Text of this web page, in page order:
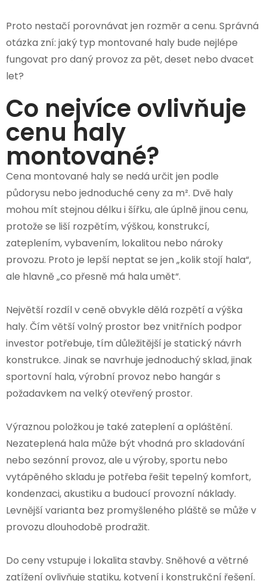
Proto nestačí porovnávat jen rozměr a cenu. Správná
otázka zní: jaký typ montované haly bude nejlépe
fungovat pro daný provoz za pět, deset nebo dvacet
let?
Co nejvíce ovlivňuje
cenu haly
montované?
Cena montované haly se nedá určit jen podle
půdorysu nebo jednoduché ceny za m². Dvě haly
mohou mít stejnou délku i šířku, ale úplně jinou cenu,
protože se liší rozpětím, výškou, konstrukcí,
zateplením, vybavením, lokalitou nebo nároky
provozu. Proto je lepší neptat se jen „kolik stojí hala“,
ale hlavně „co přesně má hala umět“.
Největší rozdíl v ceně obvykle dělá rozpětí a výška
haly. Čím větší volný prostor bez vnitřních podpor
investor potřebuje, tím důležitější je statický návrh
konstrukce. Jinak se navrhuje jednoduchý sklad, jinak
sportovní hala, výrobní provoz nebo hangár s
požadavkem na velký otevřený prostor.
Výraznou položkou je také zateplení a opláštění.
Nezateplená hala může být vhodná pro skladování
nebo sezónní provoz, ale u výroby, sportu nebo
vytápěného skladu je potřeba řešit tepelný komfort,
kondenzaci, akustiku a budoucí provozní náklady.
Levnější varianta bez promyšleného pláště se může v
provozu dlouhodobě prodražit.
Do ceny vstupuje i lokalita stavby. Sněhové a větrné
zatížení ovlivňuje statiku, kotvení i konstrukční řešení.